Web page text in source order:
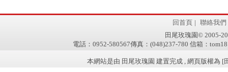
回首頁 | 聯絡我們
田尾玫瑰園© 2005-
電話：0952-580567傳真：(048)237-780 信箱：
本網站是由 田尾玫瑰園 建置完成 , 網頁版權為